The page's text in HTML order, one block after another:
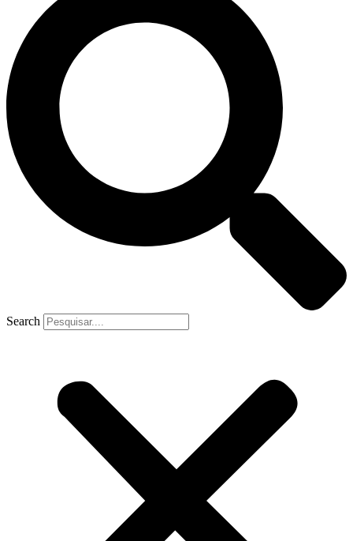
Search